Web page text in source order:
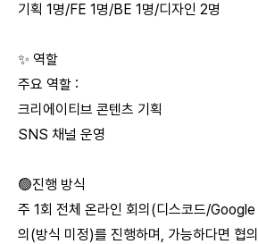
기획 1명/FE 1명/BE 1명/디자인 2명
✨ 역할
주요 역할 :
크리에이티브 콘텐츠 기획
SNS 채널 운영
🟢진행 방식
주 1회 전체 온라인 회의(디스코드/
의(방식 미정)를 진행하며, 가능하다면 협